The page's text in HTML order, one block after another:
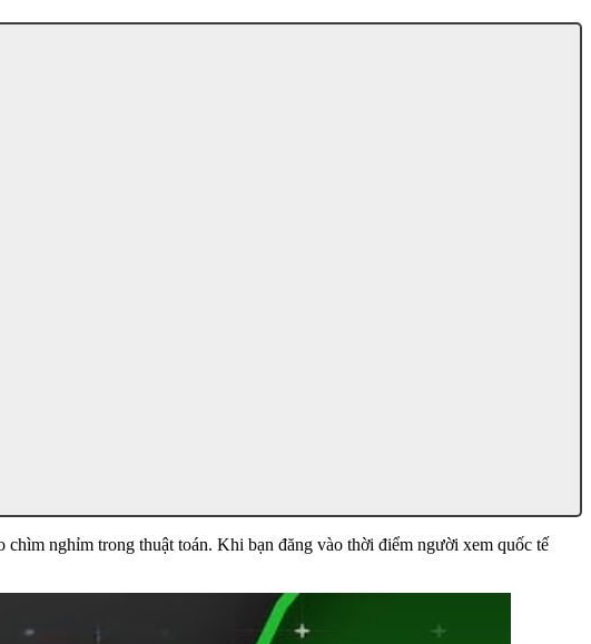
nghỉm trong thuật toán. Khi bạn đăng vào thời điểm người xem quốc tế